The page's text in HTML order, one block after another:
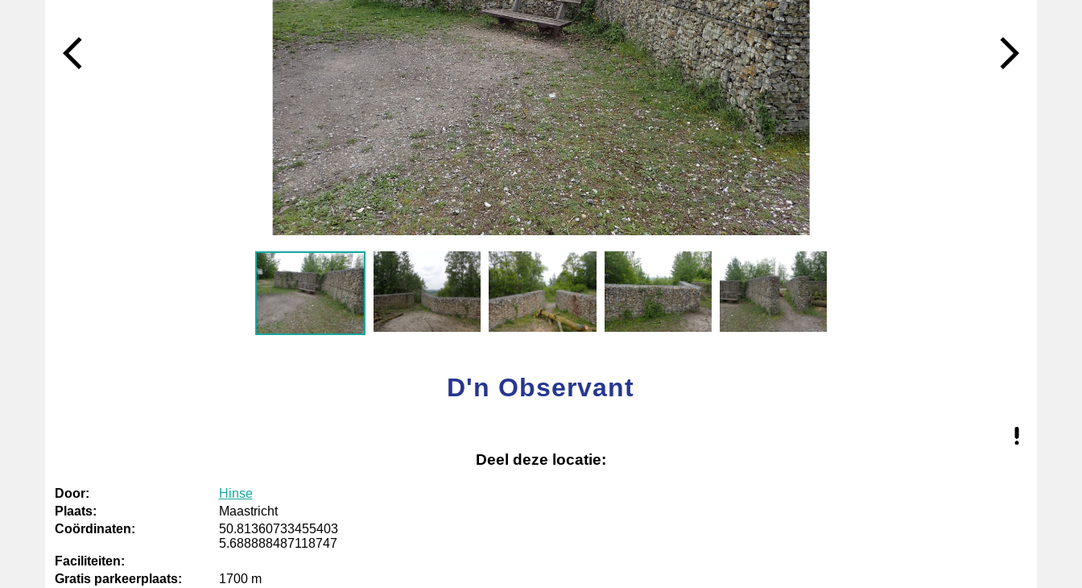
D'n Observant
Deel deze locatie:
Door:
Hinse
Plaats:
Maastricht
Coördinaten:
50.81360733455403
5.688888487118747
Faciliteiten:
Gratis parkeerplaats:
1700 m